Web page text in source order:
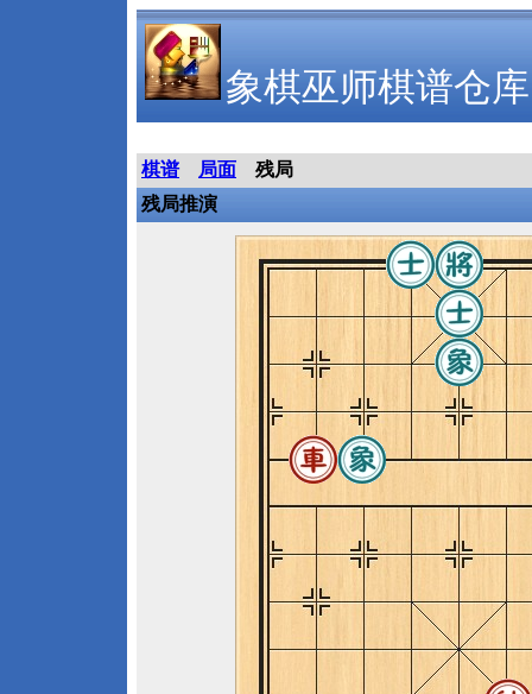
象棋巫师棋谱仓库
棋谱 局面
残局
残局推演